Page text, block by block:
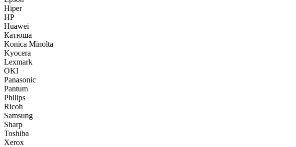
Hiper
HP
Huawei
Катюша
Konica Minolta
Kyocera
Lexmark
OKI
Panasonic
Pantum
Philips
Ricoh
Samsung
Sharp
Toshiba
Xerox